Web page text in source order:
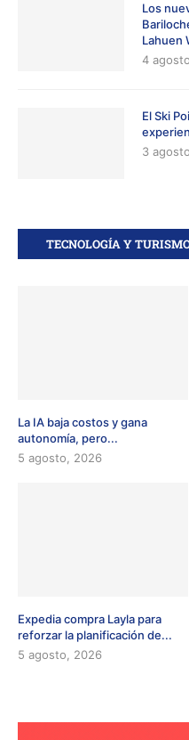
Los
Lahuen
4
El Ski
3
TECNOLOGÍA Y
La IA baja costos y gana
autonomía, pero...
5 agosto, 2026
Expedia compra Layla para
reforzar la planificación de...
5 agosto, 2026